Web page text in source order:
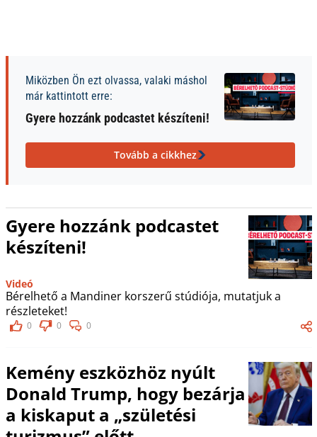
Miközben Ön ezt olvassa, valaki máshol
már kattintott erre:
Gyere hozzánk podcastet készíteni!
Tovább a cikkhez
Gyere hozzánk podcastet
készíteni!
Videó
Bérelhető a Mandiner korszerű stúdiója, mutatjuk a
részleteket!
0 0 0
Kemény eszközhöz nyúlt
Donald Trump, hogy bezárja
a kiskaput a „születési